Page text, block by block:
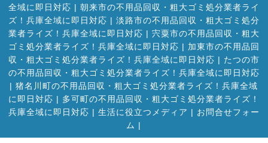
全域に即日対応 | 朝来市の不用品回収・粗大ゴミ処分業者ライ
ズ！兵庫全域に即日対応 | 淡路市の不用品回収・粗大ゴミ処分
業者ライズ！兵庫全域に即日対応 | 宍粟市の不用品回収・粗大
ゴミ処分業者ライズ！兵庫全域に即日対応 | 加東市の不用品回
収・粗大ゴミ処分業者ライズ！兵庫全域に即日対応 | たつの市
の不用品回収・粗大ゴミ処分業者ライズ！兵庫全域に即日対応
| 猪名川町の不用品回収・粗大ゴミ処分業者ライズ！兵庫全域
に即日対応 | 多可町の不用品回収・粗大ゴミ処分業者ライズ！
兵庫全域に即日対応 | 生活に役立つメディア | お問合せフォー
ム |